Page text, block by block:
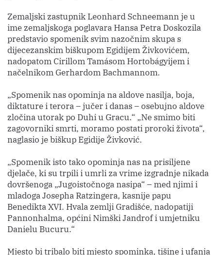
Zemaljski zastupnik Leonhard Schneemann je u
ime zemaljskoga poglavara Hansa Petra Doskozila
predstavio spomenik svim nazočnim skupa s
dijecezanskim biškupom Egidijem Živkovićem,
nadopatom Cirillom Tamásom Hortobágyijem i
načelnikom Gerhardom Bachmannom.
„Spomenik nas opominja na aldove nasilja, boja,
diktature i terora – jučer i danas – osebujno aldove
zločina utorak po Duhi u Gracu.“ „Ne smimo biti
zagovorniki smrti, moramo postati proroki života“,
naglasio je biškup Egidije Živković.
„Spomenik isto tako opominja nas na prisiljene
djelače, ki su trpili i umrli za vrime izgradnje nikada
dovršenoga „Jugoistočnoga nasipa“ – med njimi i
mladoga Josepha Ratzingera, kasnije papu
Benedikta XVI. Hvala zemlji Gradišće, nadopatiji
Pannonhalma, općini Nimški Jandrof i umjetniku
Danielu Bucuru.“
Mjesto bi tribalo biti mjesto spominka, tišine i ufanja